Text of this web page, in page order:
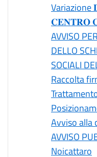
𝐂𝐄𝐍𝐓𝐑𝐎
AVVISO
DELLO
SOCIALI
Raccolta
Avviso alla
AVVISO
Noicattaro